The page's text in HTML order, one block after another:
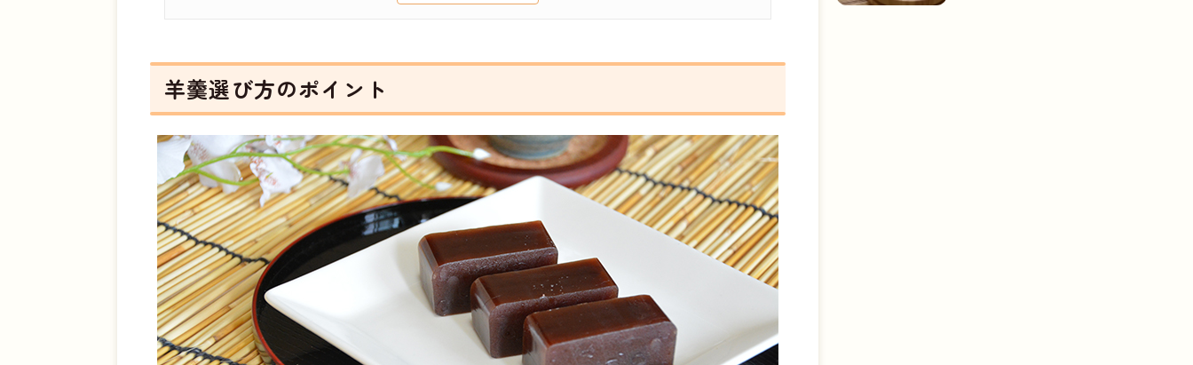
02 銀座千疋屋 銀座フルーツ羊羹
03 麻布昇月堂 一枚流し麻布あんみつ羊かん
05 井村屋 片手で食べられる小さなようかん
06 虎屋 小形羊羹
07 舟和 芋ようかん
08 鶴屋光信 春夏5種詰合せ
09 ブルーボトルコーヒー ブルーボトル 羊羹
10 明治食品工業 富士山羊かん 春吉富士
11 むら山 最高級羊羹三本入りセット
12 井村屋 えいようかん
13 やおきん ひとくち焼きいもようかん
羊羹選び方のポイント